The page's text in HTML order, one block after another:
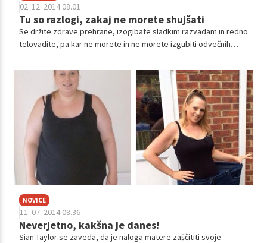
02. 12. 2014 08.01
Tu so razlogi, zakaj ne morete shujšati
Se držite zdrave prehrane, izogibate sladkim razvadam in redno
telovadite, pa kar ne morete in ne morete izgubiti odvečnih
samonadzor ne pomagata, če se spopadate z nekaterimi
NOVICE
11. 07. 2014 08.36
Neverjetno, kakšna je danes!
Sian Taylor se zaveda, da je naloga matere zaščititi svoje